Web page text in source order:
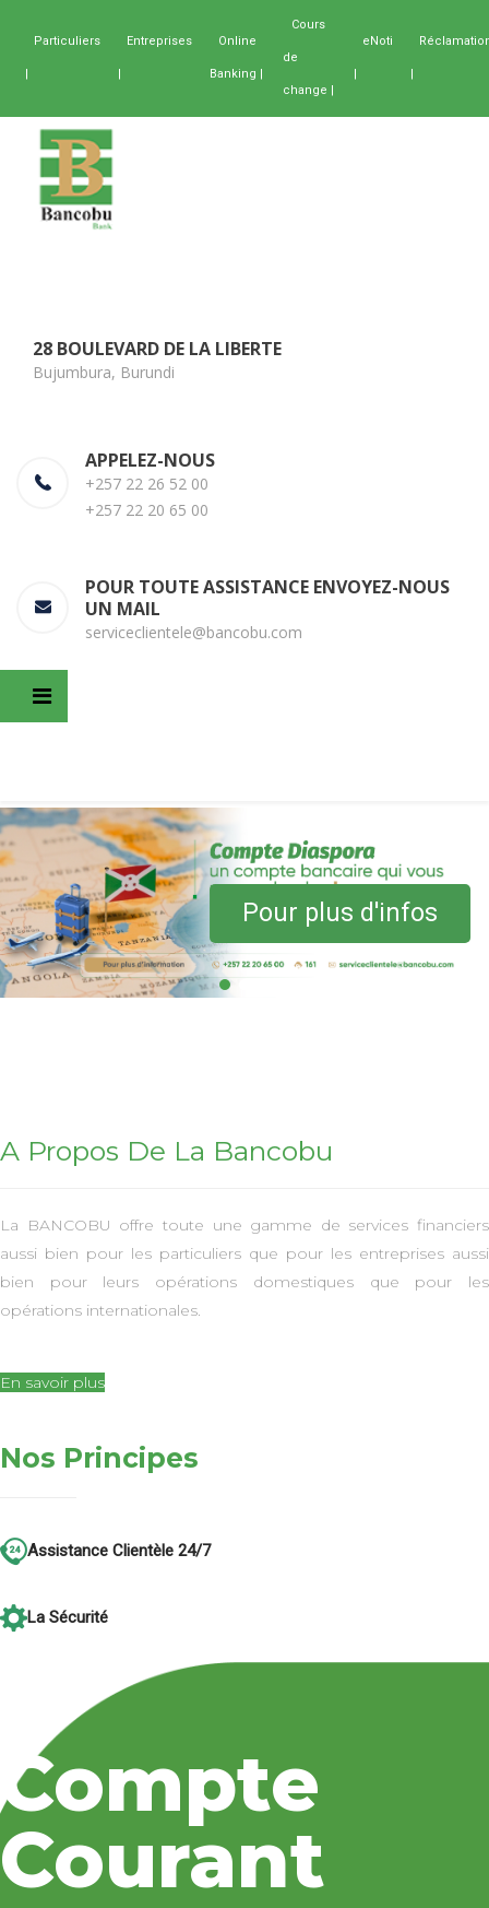
Particuliers
|
Entreprises
|
Online
Banking |
Cours
de
change |
eNoti
| |
28 BOULEVARD DE LA LIBERTE
Bujumbura, Burundi
APPELEZ-NOUS
+257 22 26 52 00
+257 22 20 65 00
POUR TOUTE ASSISTANCE ENVOYEZ-NOUS
UN MAIL
serviceclientele@bancobu.com
A Propos De La Bancobu
La BANCOBU offre toute une gamme de services financiers
aussi bien pour les particuliers que pour les entreprises aussi
bien pour leurs opérations domestiques que pour les
opérations internationales.
En savoir plus
Nos Principes
Assistance Clientèle 24/7
La Sécurité
Tweets by bancobu
Compte
Courant